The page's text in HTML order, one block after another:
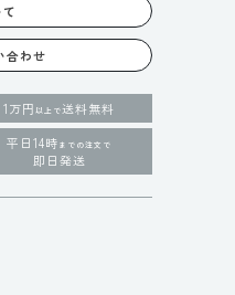
合わせ
1万円 以上で送料無料
平日14時 までの注文で
即日発送